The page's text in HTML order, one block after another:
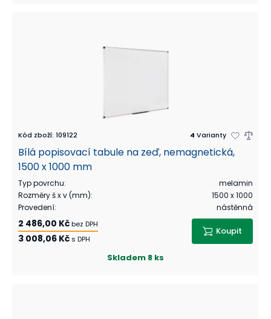
Kód zboží: 109122 4 Varianty
Bílá popisovací tabule na zeď, nemagnetická,
1500 x 1000 mm
Typ povrchu:
melamin
Rozměry š x v (mm):
1500 x 1000
Provedení: nástěnná
2 486,00 Kčbez DPH
3 008,06 Kč s DPH
Koupit
Skladem 8 ks